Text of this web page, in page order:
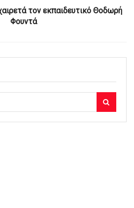
τον εκπαιδευτικό Θοδωρή
Φουντά